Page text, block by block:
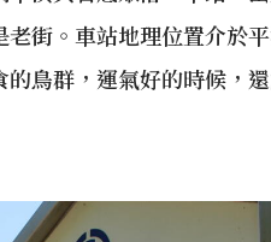
街。車站地理位置介於
鳥群，運氣好的時候，